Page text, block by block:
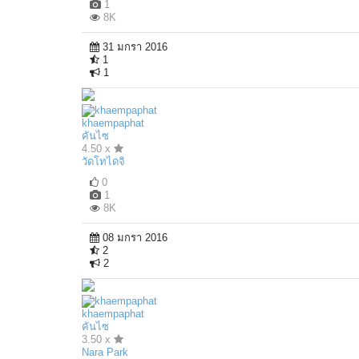
1
8K
31 มกรา 2016
1
1
khaempaphat
คันไซ
4.50 x
วัดโทไดจิ
0
1
8K
08 มกรา 2016
2
2
khaempaphat
คันไซ
3.50 x
Nara Park